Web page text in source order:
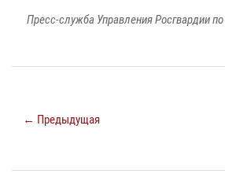
Пресс-служба Управления Росгвардии
← Предыдущая